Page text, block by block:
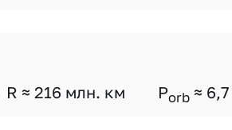
R ≈ 216 млн. км Porb ≈ 6,7